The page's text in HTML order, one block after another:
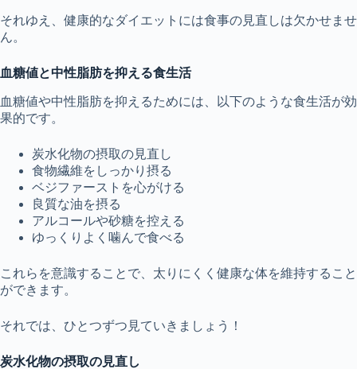
それゆえ、健康的なダイエットには食事の見直しは欠かせませ
ん。
血糖値と中性脂肪を抑える食生活
血糖値や中性脂肪を抑えるためには、以下のような食生活が効
果的です。
炭水化物の摂取の見直し
食物繊維をしっかり摂る
ベジファーストを心がける
良質な油を摂る
アルコールや砂糖を控える
ゆっくりよく噛んで食べる
これらを意識することで、太りにくく健康な体を維持すること
ができます。
それでは、ひとつずつ見ていきましょう！
炭水化物の摂取の見直し